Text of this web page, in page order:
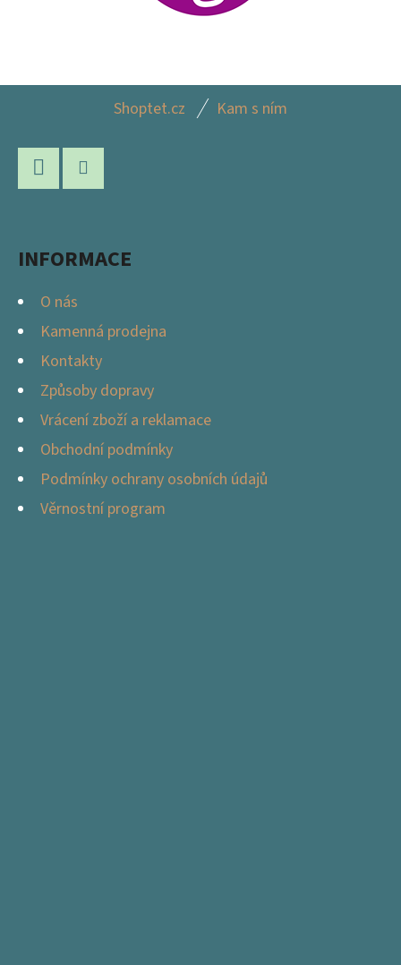
Shoptet.cz Kam s ním
INFORMACE
O nás
Kamenná prodejna
Kontakty
Způsoby dopravy
Vrácení zboží a reklamace
Obchodní podmínky
Podmínky ochrany osobních údajů
Věrnostní program